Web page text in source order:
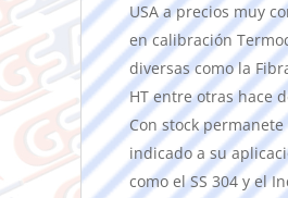
USA a precios muy
en calibración
diversas como la
HT entre otras hace
Con stock
indicado a su
como el SS 304 y el